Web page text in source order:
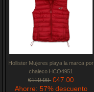
Hollister Mujeres playa la marca por
chaleco HCO4951
€110.00 €47.00
Ahorre: 57% descuento